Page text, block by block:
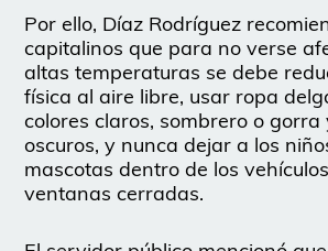
Por ello, Díaz Rodríguez
capitalinos que para no verse
altas temperaturas se debe
física al aire libre, usar ropa
colores claros, sombrero o gorra
oscuros, y nunca dejar a los
mascotas dentro de los
ventanas cerradas.